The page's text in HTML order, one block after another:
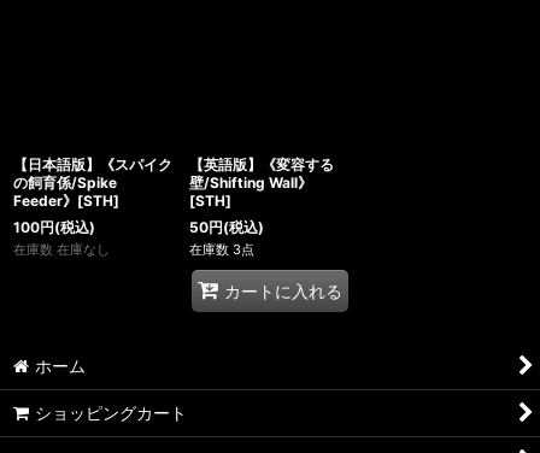
【日本語版】《スパイク
の飼育係/Spike
Feeder》[STH]
100円(税込)
在庫数 在庫なし
【英語版】《変容する
壁/Shifting Wall》
[STH]
50円(税込)
在庫数 3点
カートに入れる
ホーム
ショッピングカート